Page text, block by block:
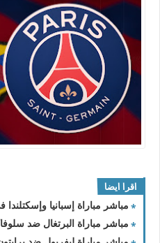
اقرا ايضا
مباشر مباراة إسبانيا وإسكتلندا
مباشر مباراة البرتغال ضد سلوفاكيا والقنوات